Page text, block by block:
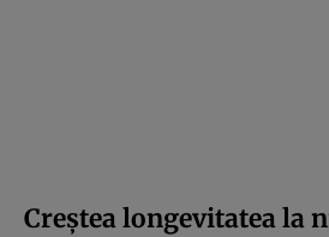
Creștea longevitatea la